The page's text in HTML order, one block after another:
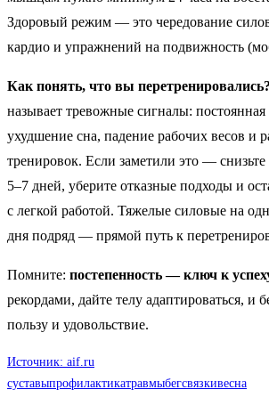
Здоровый режим — это чередование
кардио и упражнений на подвижность
Как понять, что вы перетренировались?
называет тревожные сигналы:
ухудшение сна, падение рабочих весов и
тренировок. Если заметили это — снизьте
5–7 дней, уберите отказные подходы и
с легкой работой. Тяжелые силовые на
дня подряд — прямой путь к
Помните: постепенность — ключ к
рекордами, дайте телу адаптироваться, и
пользу и удовольствие.
Источник: aif.ru
суставыпрофилактикатравмыбегсвязкивесна